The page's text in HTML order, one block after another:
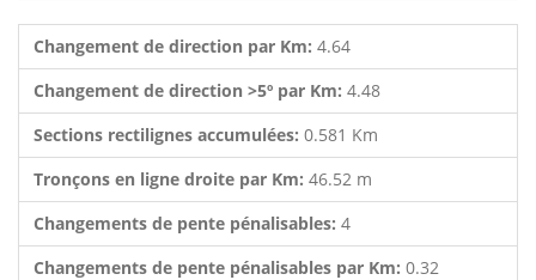
Changement de direction par Km: 4.64
Changement de direction >5º par Km: 4.48
Sections rectilignes accumulées: 0.581 Km
Tronçons en ligne droite par Km: 46.52 m
Changements de pente pénalisables: 4
Changements de pente pénalisables par Km: 0.32